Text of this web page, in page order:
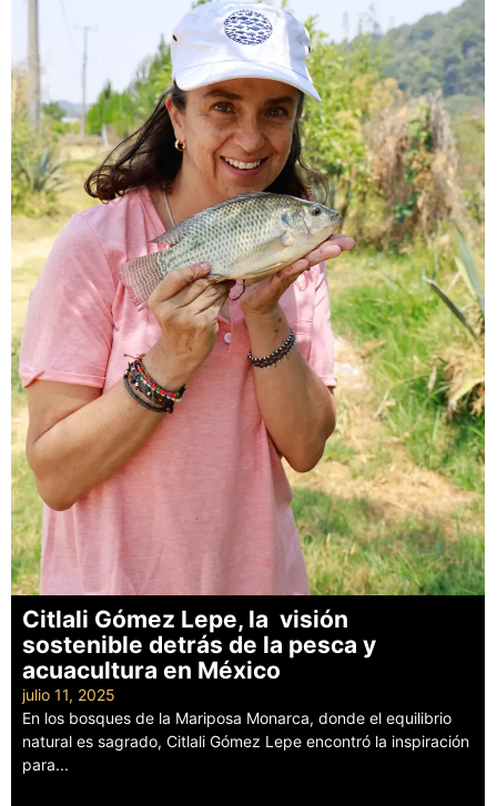
Citlali Gómez Lepe, la visión
sostenible detrás de la pesca y
acuacultura en México
julio 11, 2025
En los bosques de la Mariposa Monarca, donde el equilibrio
natural es sagrado, Citlali Gómez Lepe encontró la inspiración
para...